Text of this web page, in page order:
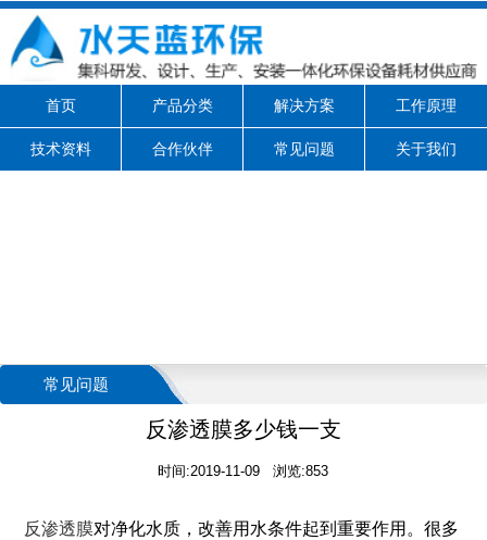
首页 产品分类 解决方案 工作原理
技术资料 合作伙伴 常见问题 关于我们
常见问题
反渗透膜多少钱一支
时间:2019-11-09 浏览:853
反渗透膜对净化水质，改善用水条件起到重要作用。很多